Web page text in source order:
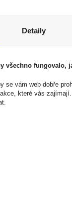
Detaily
všechno fungovalo,
se vám web dobře
které vás